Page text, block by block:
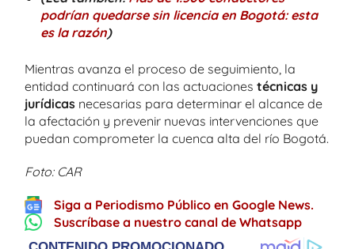
podrían quedarse sin licencia en Bogotá: esta
es la razón)
Mientras avanza el proceso de seguimiento, la
entidad continuará con las actuaciones técnicas y
jurídicas necesarias para determinar el alcance de
la afectación y prevenir nuevas intervenciones que
puedan comprometer la cuenca alta del río Bogotá.
Foto: CAR
Siga a Periodismo Público en Google News.
Suscríbase a nuestro canal de Whatsapp